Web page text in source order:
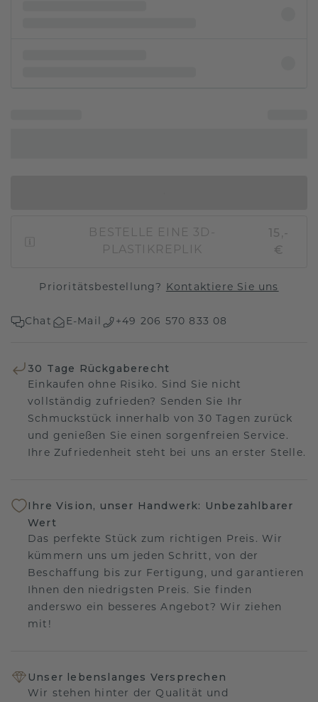
BESTELLE EINE 3D-
PLASTIKREPLIK
15,-
€
Prioritätsbestellung? Kontaktiere Sie uns
Chat E-Mail +49 206 570 833 08
30 Tage Rückgaberecht
Einkaufen ohne Risiko. Sind Sie nicht
vollständig zufrieden? Senden Sie Ihr
Schmuckstück innerhalb von 30 Tagen zurück
und genießen Sie einen sorgenfreien Service.
Ihre Zufriedenheit steht bei uns an erster Stelle.
Ihre Vision, unser Handwerk: Unbezahlbarer
Wert
Das perfekte Stück zum richtigen Preis. Wir
kümmern uns um jeden Schritt, von der
Beschaffung bis zur Fertigung, und garantieren
Ihnen den niedrigsten Preis. Sie finden
anderswo ein besseres Angebot? Wir ziehen
mit!
Unser lebenslanges Versprechen
Wir stehen hinter der Qualität und